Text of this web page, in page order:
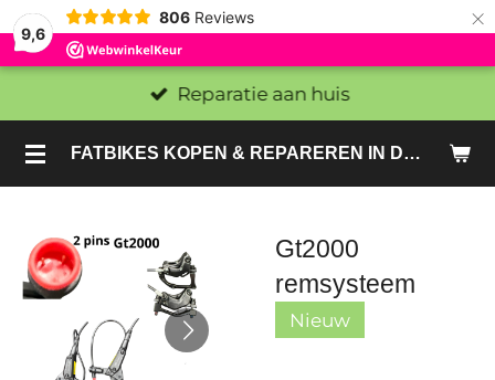
9,6
806 Reviews ×
FATBIKES KOPEN & REPAREREN IN DEN HAAG EN ZOETERMEER - SACHE BIKES
Reparatie aan huis
Gt2000
remsysteem
Nieuw